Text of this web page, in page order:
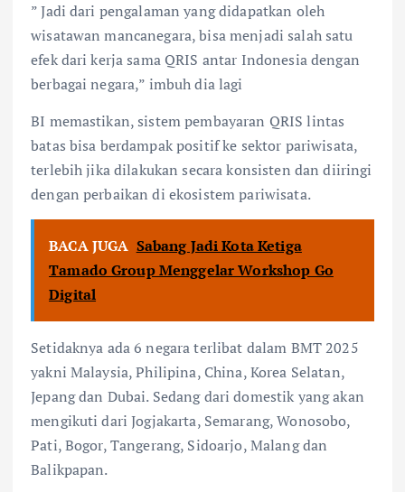
” Jadi dari pengalaman yang didapatkan oleh
wisatawan mancanegara, bisa menjadi salah satu
efek dari kerja sama QRIS antar Indonesia dengan
berbagai negara,” imbuh dia lagi
BI memastikan, sistem pembayaran QRIS lintas
batas bisa berdampak positif ke sektor pariwisata,
terlebih jika dilakukan secara konsisten dan diiringi
dengan perbaikan di ekosistem pariwisata.
BACA JUGA Sabang Jadi Kota Ketiga
Tamado Group Menggelar Workshop Go
Digital
Setidaknya ada 6 negara terlibat dalam BMT 2025
yakni Malaysia, Philipina, China, Korea Selatan,
Jepang dan Dubai. Sedang dari domestik yang akan
mengikuti dari Jogjakarta, Semarang, Wonosobo,
Pati, Bogor, Tangerang, Sidoarjo, Malang dan
Balikpapan.